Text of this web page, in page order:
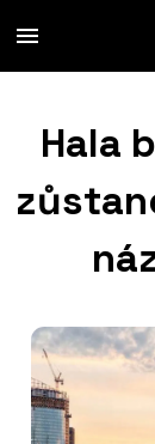
Hala